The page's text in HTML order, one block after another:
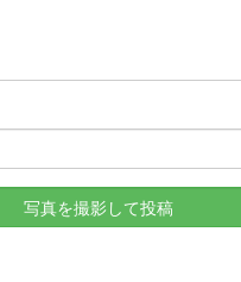
写真を撮影して投稿